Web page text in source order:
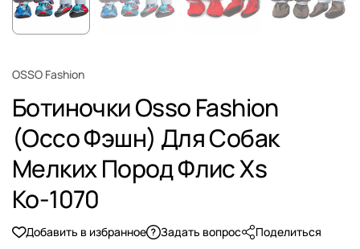
OSSO Fashion
Ботиночки Osso Fashion
(Оссо Фэшн) Для Собак
Мелких Пород Флис Xs
Ко-1070
Добавить в избранное Задать вопрос Поделиться